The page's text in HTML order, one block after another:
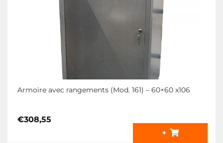
Armoire avec rangements (Mod. 161) – 60×60 x106
€308,55
+